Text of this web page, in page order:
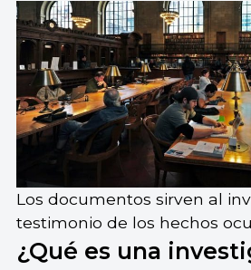
Los documentos sirven al
testimonio de los hechos
¿Qué es una